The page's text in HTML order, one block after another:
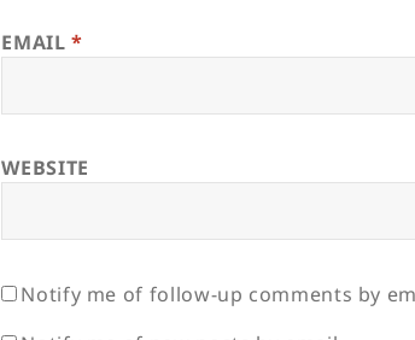
EMAIL*
WEBSITE
Notify me of follow-up comments by